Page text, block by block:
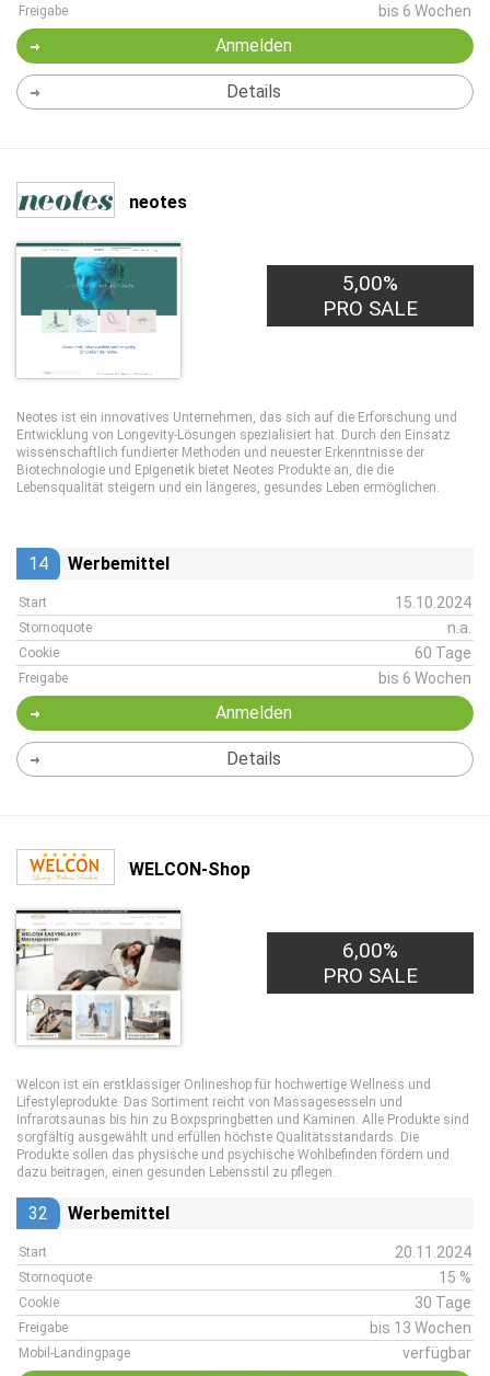
Freigabe bis 6 Wochen
Anmelden
Details
neotes
5,00%
PRO SALE
Neotes ist ein innovatives Unternehmen, das sich auf die Erforschung und
Entwicklung von Longevity-Lösungen spezialisiert hat. Durch den Einsatz
wissenschaftlich fundierter Methoden und neuester Erkenntnisse der
Biotechnologie und Epigenetik bietet Neotes Produkte an, die die
Lebensqualität steigern und ein längeres, gesundes Leben ermöglichen.
14 Werbemittel
Start 15.10.2024
Stornoquote n.a.
Cookie 60 Tage
Freigabe bis 6 Wochen
Anmelden
Details
WELCON-Shop
6,00%
PRO SALE
Welcon ist ein erstklassiger Onlineshop für hochwertige Wellness und
Lifestyleprodukte. Das Sortiment reicht von Massagesesseln und
Infrarotsaunas bis hin zu Boxpspringbetten und Kaminen. Alle Produkte sind
sorgfältig ausgewählt und erfüllen höchste Qualitätsstandards. Die
Produkte sollen das physische und psychische Wohlbefinden fördern und
dazu beitragen, einen gesunden Lebensstil zu pflegen.
32 Werbemittel
Start 20.11.2024
Stornoquote 15 %
Cookie 30 Tage
Freigabe bis 13 Wochen
Mobil-Landingpage verfügbar